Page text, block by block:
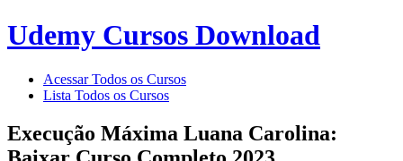
Udemy Cursos Download
Acessar Todos os Cursos
Lista Todos os Cursos
Execução Máxima Luana Carolina: